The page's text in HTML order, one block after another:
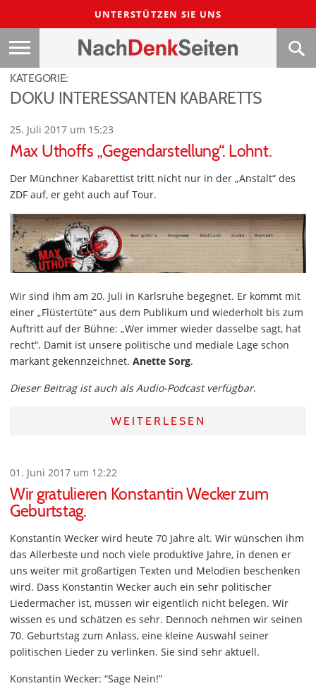
UNTERSTÜTZEN SIE UNS
KATEGORIE:
DOKU INTERESSANTEN KABARETTS
25. Juli 2017 um 15:23
Max Uthoffs „Gegendarstellung“. Lohnt.
Der Münchner Kabarettist tritt nicht nur in der „Anstalt“ des
ZDF auf, er geht auch auf Tour.
Wir sind ihm am 20. Juli in Karlsruhe begegnet. Er kommt mit
einer „Flüstertüte“ aus dem Publikum und wiederholt bis zum
Auftritt auf der Bühne: „Wer immer wieder dasselbe sagt, hat
recht“. Damit ist unsere politische und mediale Lage schon
markant gekennzeichnet. Anette Sorg.
Dieser Beitrag ist auch als Audio-Podcast verfügbar.
WEITERLESEN
01. Juni 2017 um 12:22
Wir gratulieren Konstantin Wecker zum
Geburtstag.
Konstantin Wecker wird heute 70 Jahre alt. Wir wünschen ihm
das Allerbeste und noch viele produktive Jahre, in denen er
uns weiter mit großartigen Texten und Melodien beschenken
wird. Dass Konstantin Wecker auch ein sehr politischer
Liedermacher ist, müssen wir eigentlich nicht belegen. Wir
wissen es und schätzen es sehr. Dennoch nehmen wir seinen
70. Geburtstag zum Anlass, eine kleine Auswahl seiner
politischen Lieder zu verlinken. Sie sind sehr aktuell.
Konstantin Wecker: “Sage Nein!”